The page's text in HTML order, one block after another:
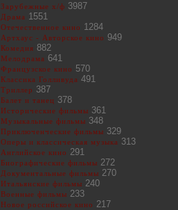
Зарубежные х/ф 3987
Драма 1551
Отечественное кино 1284
Артхаус - Авторское кино 949
Комедия 882
Мелодрама 641
Французское кино 570
Классика Голливуда 491
Триллер 387
Балет и танец 378
Исторические фильмы 361
Музыкальные фильмы 348
Приключенческие фильмы 329
Оперы и классическая музыка 313
Английское кино 291
Биографические фильмы 272
Документальные фильмы 270
Итальянские фильмы 240
Военные фильмы 233
Новое российское кино 217